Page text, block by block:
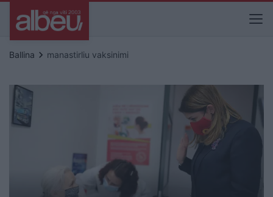
Ballina keyboard_arrow_right manastirliu vaksinimi